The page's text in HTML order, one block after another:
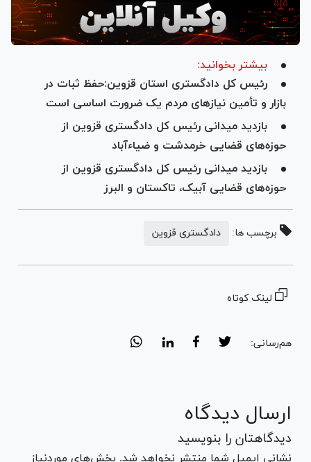
بیشتر بخوانید:
رئیس کل دادگستری استان قزوین:حفظ ثبات در
بازار و تأمین نیاز‌های مردم یک ضرورت اساسی است
بازدید میدانی رئیس کل دادگستری قزوین از
حوزه‌های قضایی خرمدشت و ضیاءآباد
بازدید میدانی رئیس کل دادگستری قزوین از
حوزه‌های قضایی آبیک، تاکستان و البرز
برچسب ها: دادگستری قزوین
لینک کوتاه
هم‌رسانی:
ارسال دیدگاه
دیدگاهتان را بنویسید
نشانی ایمیل شما منتشر نخواهد شد. بخش‌های موردنیاز